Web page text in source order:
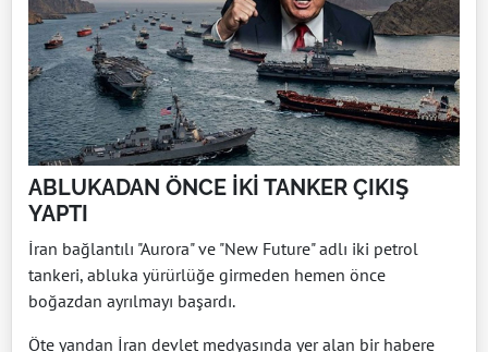
ABLUKADAN ÖNCE İKİ TANKER ÇIKIŞ
YAPTI
İran bağlantılı "Aurora" ve "New Future" adlı iki petrol
tankeri, abluka yürürlüğe girmeden hemen önce
boğazdan ayrılmayı ‌başardı.
Öte yandan İran devlet medyasında yer alan bir habere